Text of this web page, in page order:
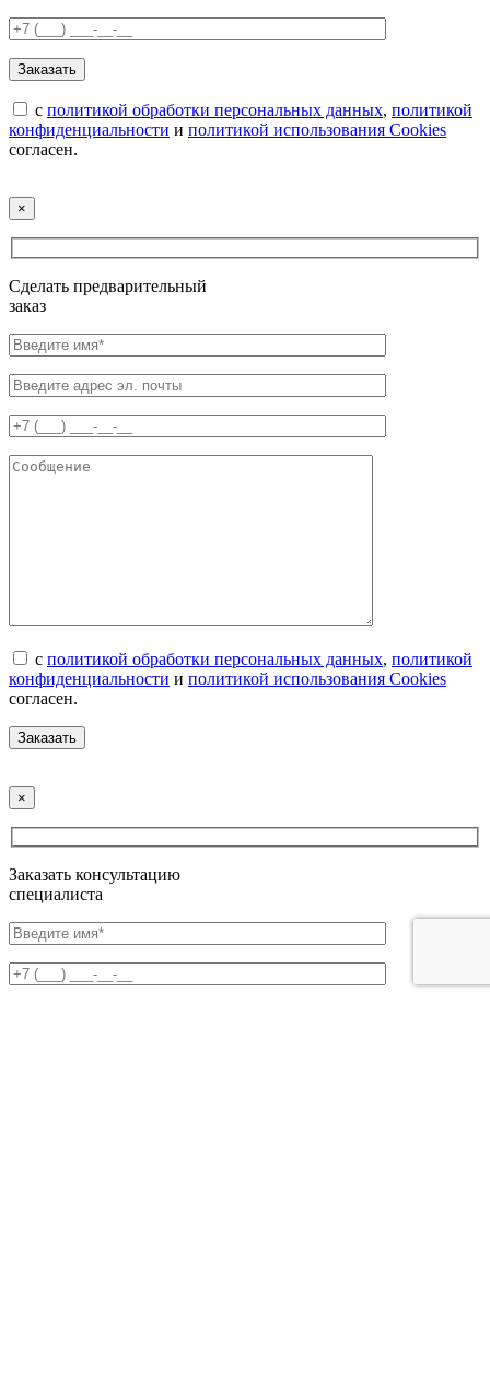
с политикой обработки персональных данных, политикой
конфиденциальности и политикой использования Cookies
согласен.
×
Сделать предварительный
заказ
с политикой обработки персональных данных, политикой
конфиденциальности и политикой использования Cookies
согласен.
×
Заказать консультацию
специалиста